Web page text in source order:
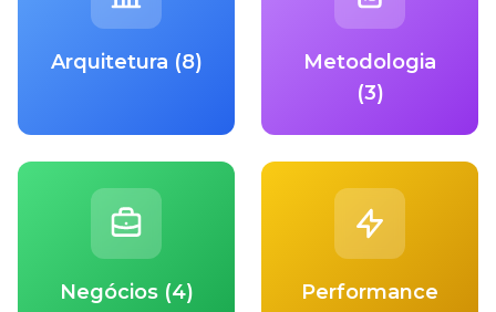
Arquitetura (8)
Metodologia
(3)
Negócios (4)
Performance